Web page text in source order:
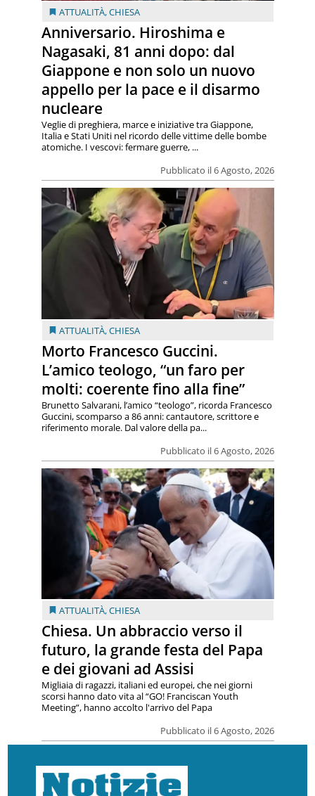
ATTUALITÀ,CHIESA
Anniversario. Hiroshima e
Nagasaki, 81 anni dopo: dal
Giappone e non solo un nuovo
appello per la pace e il disarmo
nucleare
Pubblicato il 6 Agosto, 2026
Veglie di preghiera, marce e iniziative tra Giappone,
Italia e Stati Uniti nel ricordo delle vittime delle bombe
atomiche. I vescovi: fermare guerre, ...
ATTUALITÀ,CHIESA
Morto Francesco Guccini.
L’amico teologo, “un faro per
molti: coerente fino alla fine”
Pubblicato il 6 Agosto, 2026
Brunetto Salvarani, l’amico “teologo”, ricorda Francesco
Guccini, scomparso a 86 anni: cantautore, scrittore e
riferimento morale. Dal valore della pa...
ATTUALITÀ,CHIESA
Chiesa. Un abbraccio verso il
futuro, la grande festa del Papa
e dei giovani ad Assisi
Pubblicato il 6 Agosto, 2026
Migliaia di ragazzi, italiani ed europei, che nei giorni
scorsi hanno dato vita al “GO! Franciscan Youth
Meeting”, hanno accolto l'arrivo del Papa